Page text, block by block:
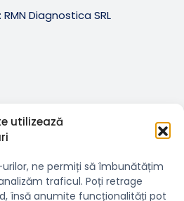
utilizează
ne permiți să îmbunătățim
traficul. Poți retrage
însă anumite funcționalități pot
Diagnostica SRL